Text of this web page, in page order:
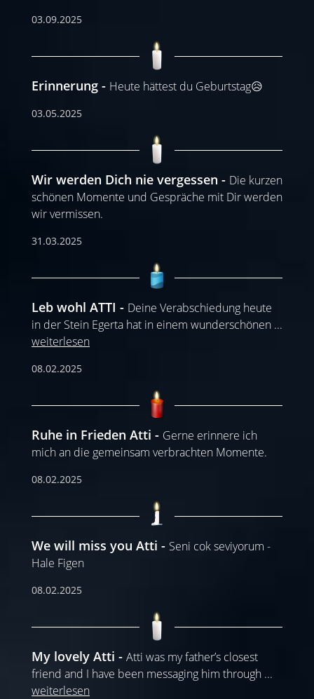
03.09.2025
Erinnerung Heute hättest du Geburtstag😥
03.05.2025
Wir werden Dich nie vergessen
Die kurzen
schönen Momente und Gespräche mit Dir werden
wir vermissen.
31.03.2025
Leb wohl ATTI
Deine Verabschiedung heute
in der Stein Egerta hat in einem wunderschönen ...
weiterlesen
08.02.2025
Ruhe in Frieden Atti
Gerne erinnere ich
mich an die gemeinsam verbrachten Momente.
08.02.2025
We will miss you Atti
Seni cok seviyorum -
Hale Figen
08.02.2025
My lovely Atti
Atti was my father’s closest
friend and I have been messaging him through ...
weiterlesen